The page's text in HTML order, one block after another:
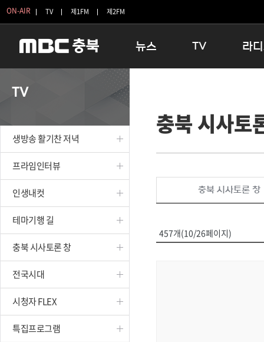
ON-AIR TV 제1FM 제2FM
뉴스
보은
옥천
TV
인생내컷
테마기행 길
시청자 FLEX
특집프로그램
라
16:00
우리 고
TV
생방송 활기찬 저녁
프라임인터뷰
인생내컷
테마기행 길
충북 시사토론 창
전국시대
시청자 FLEX
특집프로그램
충북 시사토
충북 시사토론 창
457개(10/26페이지)